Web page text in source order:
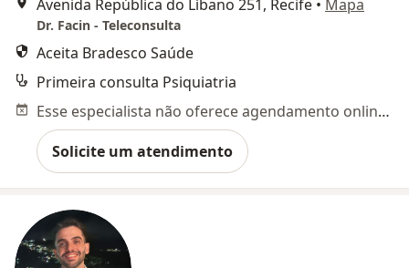
Avenida República do Líbano 251, Recife • Mapa
Dr. Facin - Teleconsulta
Aceita Bradesco Saúde
Primeira consulta Psiquiatria
Esse especialista não oferece agendamento online para esse endereço.
Solicite um atendimento